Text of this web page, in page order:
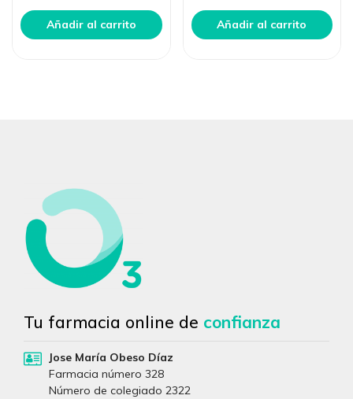
Añadir al carrito Añadir al carrito
Tu farmacia online de confianza
Jose María Obeso Díaz
Farmacia número 328
Número de colegiado 2322